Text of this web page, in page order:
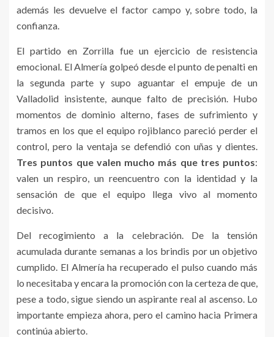
además les devuelve el factor campo y, sobre todo, la
confianza.
El partido en Zorrilla fue un ejercicio de resistencia
emocional. El Almería golpeó desde el punto de penalti en
la segunda parte y supo aguantar el empuje de un
Valladolid insistente, aunque falto de precisión. Hubo
momentos de dominio alterno, fases de sufrimiento y
tramos en los que el equipo rojiblanco pareció perder el
control, pero la ventaja se defendió con uñas y dientes.
Tres puntos que valen mucho más que tres puntos:
valen un respiro, un reencuentro con la identidad y la
sensación de que el equipo llega vivo al momento
decisivo.
Del recogimiento a la celebración. De la tensión
acumulada durante semanas a los brindis por un objetivo
cumplido. El Almería ha recuperado el pulso cuando más
lo necesitaba y encara la promoción con la certeza de que,
pese a todo, sigue siendo un aspirante real al ascenso. Lo
importante empieza ahora, pero el camino hacia Primera
continúa abierto.